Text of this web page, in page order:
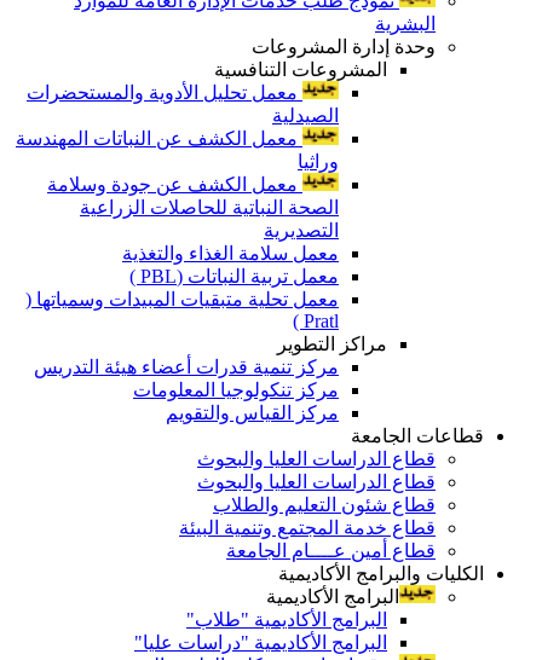
البشرية
وحدة إدارة المشروعات
المشروعات التنافسية
معمل تحليل الأدوية والمستحضرات
الصيدلية
معمل الكشف عن النباتات المهندسة
وراثيا
معمل الكشف عن جودة وسلامة
الصحة النباتية للحاصلات الزراعية
التصديرية
معمل سلامة الغذاء والتغذية
معمل تربية النباتات (PBL )
معمل تحلية متبقيات المبيدات وسمياتها (
Pratl )
مراكز التطوير
مركز تنمية قدرات أعضاء هيئة التدريس
مركز تنكولوجيا المعلومات
مركز القياس والتقويم
قطاعات الجامعة
قطاع الدراسات العليا والبحوث
قطاع الدراسات العليا والبحوث
قطاع شئون التعليم والطلاب
قطاع خدمة المجتمع وتنمية البيئة
قطاع أمين عــــام الجامعة
الكليات والبرامج الأكاديمية
البرامج الأكاديمية
البرامج الأكاديمية "طلاب"
البرامج الأكاديمية "دراسات عليا"